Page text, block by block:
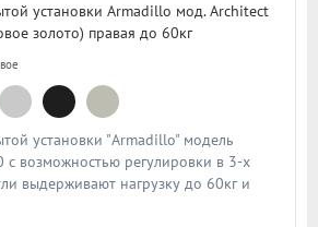
установки Armadillo мод. Architect
золото) правая до 60кг
установки "Armadillo" модель
с возможностью регулировки в 3-х
выдерживают нагрузку до 60кг и
межкомнатных дверей толщиной